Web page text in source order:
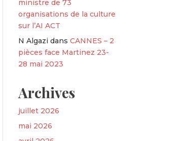
ministre de 73
organisations de la culture
sur l’AI ACT
N Algazi dansCANNES – 2
pièces face Martinez 23-
28 mai 2023
Archives
juillet 2026
mai 2026